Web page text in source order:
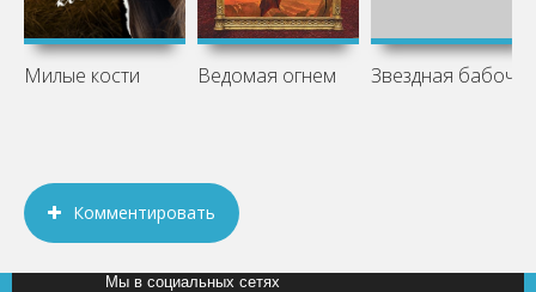
Милые кости Ведомая огнем
Комментировать
Мы в социальных сетях